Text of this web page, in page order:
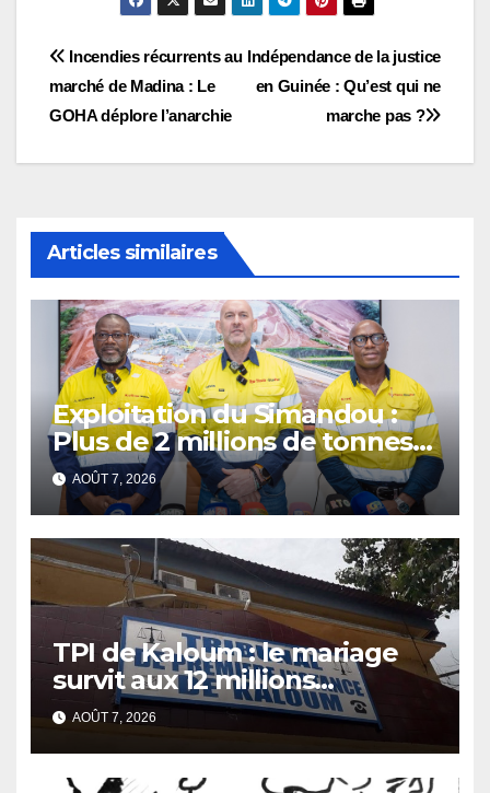
Navigation
de
l’article
Indépendance de la justice
en Guinée : Qu’est qui ne
marche pas ?
Incendies récurrents au
marché de Madina : Le
GOHA déplore l’anarchie
Articles similaires
Exploitation du Simandou :
Plus de 2 millions de tonnes
de fer exportées
AOÛT 7, 2026
TPI de Kaloum : le mariage
survit aux 12 millions
détournés
AOÛT 7, 2026